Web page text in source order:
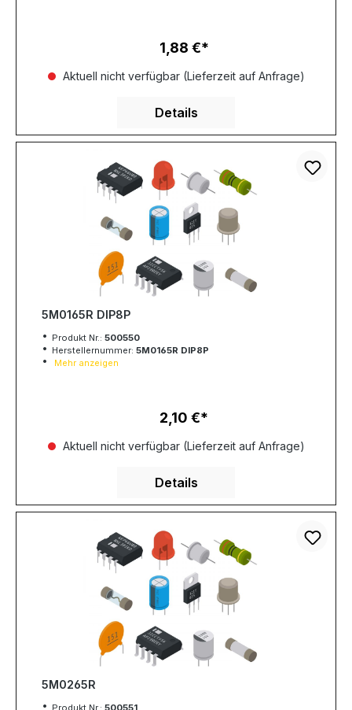
Regulärer Preis:
1,88 €
Aktuell nicht verfügbar (Lieferzeit auf Anfrage)
Details
5M0165R DIP8P
Produkt Nr.: 500550
Herstellernummer: 5M0165R DIP8P
Mehr anzeigen
Regulärer Preis:
2,10 €
Aktuell nicht verfügbar (Lieferzeit auf Anfrage)
Details
5M0265R
Produkt Nr.: 500551